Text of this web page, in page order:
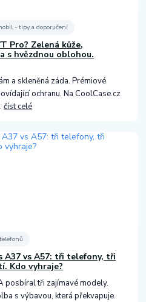
- tipy a doporučení
Pro? Zelená kůže,
s hvězdnou oblohou.
a skleněná záda. Prémiové
ochranu. Na CoolCase.cz
číst celé
A37 vs A57: tři telefony, tři
Kdo vyhraje?
posbíral tři zajímavé modely.
s výbavou, která překvapuje.